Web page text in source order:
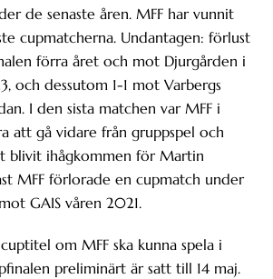
de senaste åren. MFF har vunnit
cupmatcherna. Undantagen: förlust
förra året och mot Djurgården i
och dessutom 1-1 mot Varbergs
I den sista matchen var MFF i
att gå vidare från gruppspel och
blivit ihågkommen för Martin
MFF förlorade en cupmatch under
GAIS våren 2021.
om MFF ska kunna spela i
preliminärt är satt till 14 maj.